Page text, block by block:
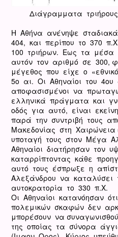
Διάγραμματα
Η Αθήνα ανένηψε
404, και περίπου το 370
100 τριήρων. Εως τα μέσα
αυτόν τον αριθμό σε 300,
μέγεθος που είχε ο
5ο αι. Oι Αθηναίοι του 4ου
αποφασισμένοι να
ελληνικά πράγματα και
οδός για αυτό, είναι
παρά την συντριβή τους
Μακεδονίας στη
υποταγή τους στον Μέγα
Αθηναίοι διατήρησαν τον
καταρρίπτοντας κάθε
αυτό τους έσπρωξε η
Αλεξάνδρου να καταλύσει
αυτοκρατορία το 330 π.Χ.
Οι Αθηναίοι κατανόησαν
πολεμικών σκαφών δεν
μπορέσουν να
της οποίας τα σύνορα